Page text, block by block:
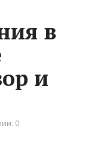
в
и
0